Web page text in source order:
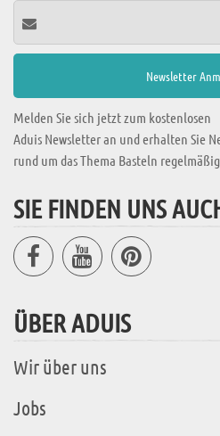
Melden Sie sich jetzt zum kostenlosen
Aduis Newsletter an und erhalten Sie
rund um das Thema Basteln
SIE FINDEN UNS
ÜBER ADUIS
Wir über uns
Jobs